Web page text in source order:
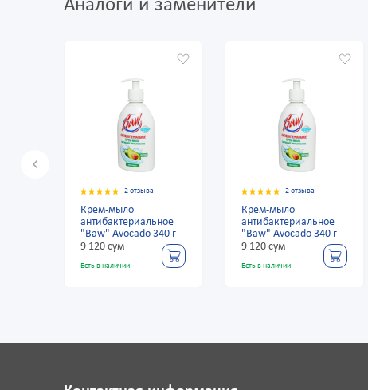
Аналоги и заменители
2 отзыва
Крем-мыло
антибактериальное
"Baw" Avocado 340 г
9 120 сум
Есть в наличии
2 отзыва
Крем-мыло
антибактериальное
"Baw" Avocado 340 г
9 120 сум
Есть в наличии